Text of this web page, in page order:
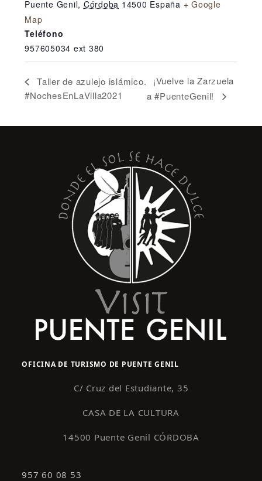
Puente Genil, Córdoba 14500 España + Google
Map
Teléfono
957605034 ext 380
Taller de azulejo islámico.
#NochesEnLaVilla2021
¡Vuelve la Zarzuela
a #PuenteGenil!
OFICINA DE TURISMO DE PUENTE GENIL
C/ Cruz del Estudiante, 35
CASA DE LA CULTURA
14500 Puente Genil CÓRDOBA
957 60 08 53